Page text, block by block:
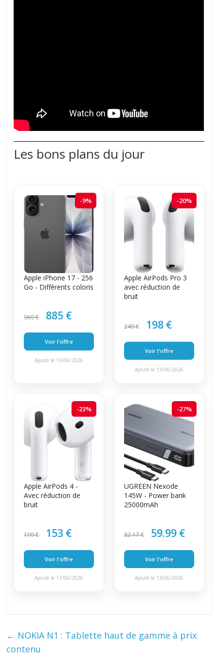
Les bons plans du jour
-9%
Apple iPhone 17 - 256
Go - Différents coloris
969 € 885 €
Voir l'offre
Ajouté le 13/06/2026
-20%
Apple AirPods Pro 3
avec réduction de
bruit
249 € 198 €
Voir l'offre
Ajouté le 13/06/2026
-23%
Apple AirPods 4 -
Avec réduction de
bruit
199 € 153 €
Voir l'offre
Ajouté le 13/06/2026
-27%
UGREEN Nexode
145W - Power bank
25000mAh
82.17 € 59.99 €
Voir l'offre
Ajouté le 13/06/2026
← NOKIA N1 : Tablette haut de gamme à prix
contenu